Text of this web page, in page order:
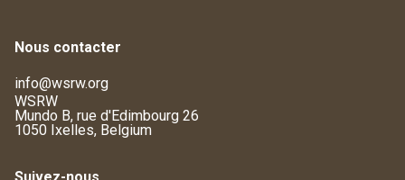
Nous contacter
info@wsrw.org
WSRW
Mundo B, rue d'Edimbourg 26
1050 Ixelles, Belgium